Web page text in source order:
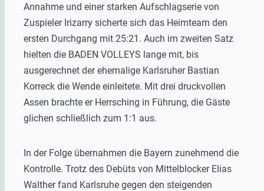
Annahme und einer starken Aufschlagserie von
Zuspieler Irizarry sicherte sich das Heimteam den
ersten Durchgang mit 25:21. Auch im zweiten Satz
hielten die BADEN VOLLEYS lange mit, bis
ausgerechnet der ehemalige Karlsruher Bastian
Korreck die Wende einleitete. Mit drei druckvollen
Assen brachte er Herrsching in Führung, die Gäste
glichen schließlich zum 1:1 aus.
In der Folge übernahmen die Bayern zunehmend die
Kontrolle. Trotz des Debüts von Mittelblocker Elias
Walther fand Karlsruhe gegen den steigenden